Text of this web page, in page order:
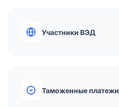
Участники ВЭД
Таможенные платежи